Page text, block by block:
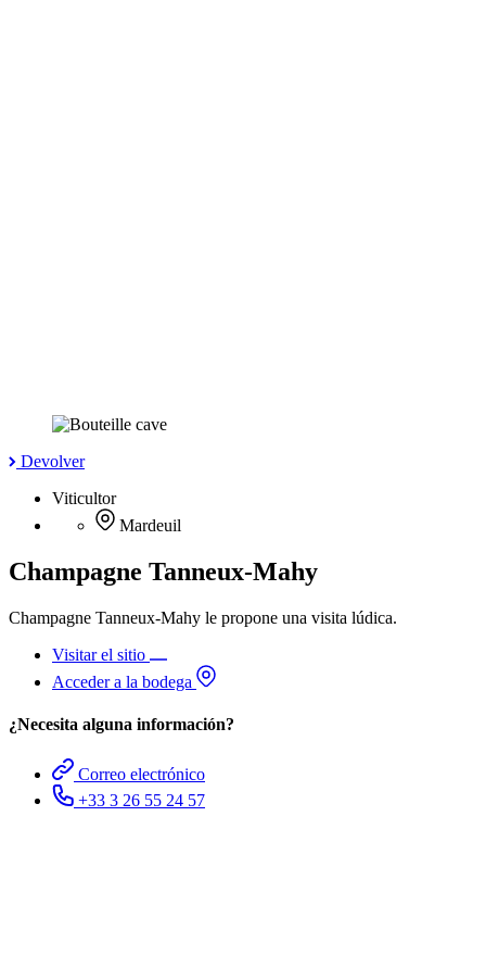
Devolver
Viticultor
Mardeuil
Champagne Tanneux-Mahy
Champagne Tanneux-Mahy le propone una visita lúdica.
Visitar el sitio
Acceder a la bodega
¿Necesita alguna información?
Correo electrónico
+33 3 26 55 24 57